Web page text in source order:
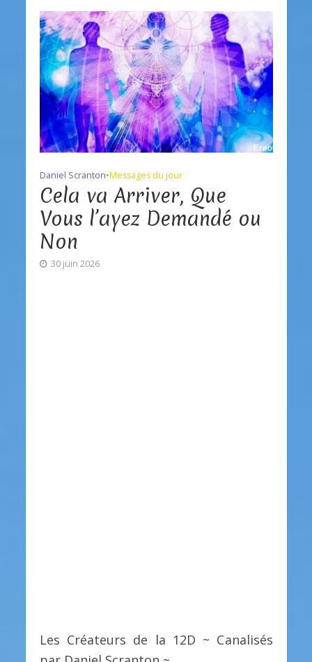
Daniel Scranton•Messages du jour
Cela va Arriver, Que
Vous l’ayez Demandé ou
Non
30 juin 2026
Les Créateurs de la 12D ~ Canalisés